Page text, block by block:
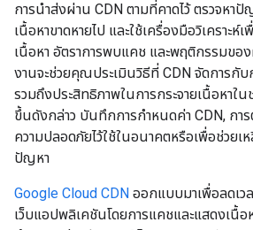
การนำส่งผ่าน CDN ตามที่คาดไว้ ตรวจหา
เนื้อหาขาดหายไป และใช้เครื่องมือวิเคราะห์
เนื้อหา อัตราการพบแคช และพฤติกรรมขอ
งานจะช่วยคุณประเมินวิธีที่ CDN จัดการกั
รวมถึงประสิทธิภาพในการกระจายเนื้อหาใ
ขึ้นดังกล่าว บันทึกการกำหนดค่า CDN, กา
ความปลอดภัยไว้ใช้ในอนาคตหรือเพื่อช่วย
ปัญหา
Google Cloud CDN ออกแบบมาเพื่อลดเว
เว็บแอปพลิเคชันโดยการแคชและแสดงเนื้